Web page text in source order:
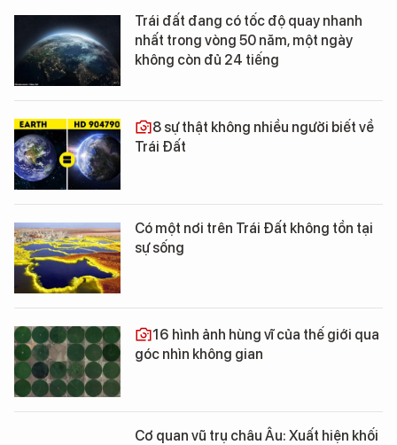
Trái đất đang có tốc độ quay nhanh
nhất trong vòng 50 năm, một ngày
không còn đủ 24 tiếng
8 sự thật không nhiều người biết về
Trái Đất
Có một nơi trên Trái Đất không tồn tại
sự sống
16 hình ảnh hùng vĩ của thế giới qua
góc nhìn không gian
Cơ quan vũ trụ châu Âu: Xuất hiện khối